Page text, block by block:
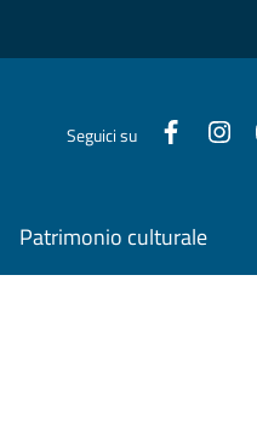
Seguici su
Patrimonio culturale